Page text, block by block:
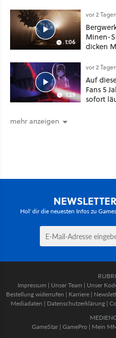
1:06
vor 2
Minen-
dicken
1:29
vor 2
Auf
Fans 5
sofort
mehr anzeigen
Hol' dir die neuesten Infos zu
Impressum | Unser Team | Unser
Bestellung widerrufen | Karriere |
Mediadaten | Datenschutzerklärung |
GameStar| GamePro | Mein